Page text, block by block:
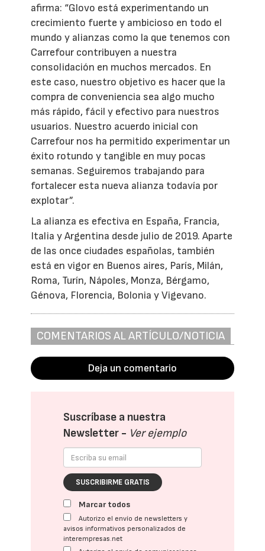
afirma: “Glovo está experimentando un
crecimiento fuerte y ambicioso en todo el
mundo y alianzas como la que tenemos con
Carrefour contribuyen a nuestra
consolidación en muchos mercados. En
este caso, nuestro objetivo es hacer que la
compra de conveniencia sea algo mucho
más rápido, fácil y efectivo para nuestros
usuarios. Nuestro acuerdo inicial con
Carrefour nos ha permitido experimentar un
éxito rotundo y tangible en muy pocas
semanas. Seguiremos trabajando para
fortalecer esta nueva alianza todavía por
explotar”.
La alianza es efectiva en España, Francia,
Italia y Argentina desde julio de 2019. Aparte
de las once ciudades españolas, también
está en vigor en Buenos aires, París, Milán,
Roma, Turín, Nápoles, Monza, Bérgamo,
Génova, Florencia, Bolonia y Vigevano.
COMENTARIOS AL ARTÍCULO/NOTICIA
Deja un comentario
Suscríbase a nuestra
Newsletter - Ver ejemplo
SUSCRIBIRME GRATIS
Marcar todos
Autorizo el envío de newsletters y
avisos informativos personalizados de
interempresas.net